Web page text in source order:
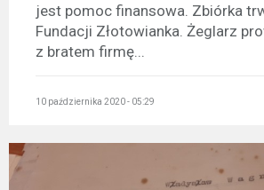
jest pomoc finansowa. Zbiórka
Fundacji Złotowianka. Żeglarz
z bratem firmę...
10 października 2020 - 05:29